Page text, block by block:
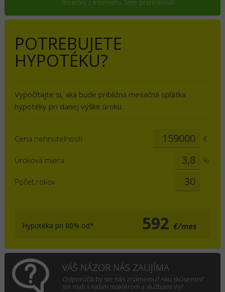
inzeráty z internetu. Sme profesionáli.
POTREBUJETE
HYPOTÉKU?
Vypočítajte si, aká bude približná mesačná splátka
hypotéky pri danej výške úroku.
Cena nehnuteľnosti €
Úroková miera %
Počet rokov
Hypotéka pri 80% od* 592€/mes
VÁŠ NÁZOR NÁS ZAUJÍMA
Odporúčili by ste nás známemu? Aku skúsenosť
ste mali s naším maklérom a službami Vy?